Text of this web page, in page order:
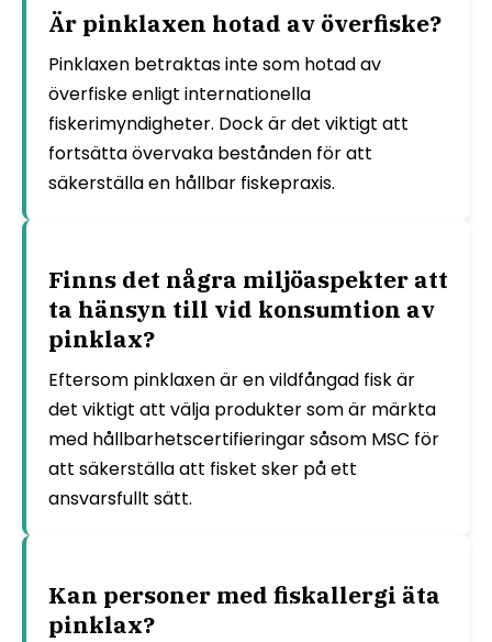
Är pinklaxen hotad av överfiske?
Pinklaxen betraktas inte som hotad av
överfiske enligt internationella
fiskerimyndigheter. Dock är det viktigt att
fortsätta övervaka bestånden för att
säkerställa en hållbar fiskepraxis.
Finns det några miljöaspekter att
ta hänsyn till vid konsumtion av
pinklax?
Eftersom pinklaxen är en vildfångad fisk är
det viktigt att välja produkter som är märkta
med hållbarhetscertifieringar såsom MSC för
att säkerställa att fisket sker på ett
ansvarsfullt sätt.
Kan personer med fiskallergi äta
pinklax?